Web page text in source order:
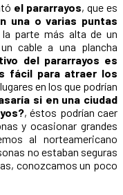
el pararrayos, que es
una o varias puntas
parte más alta de un
cable a una plancha
del pararrayos es
fácil para atraer los
en los que podrían
si en una ciudad
, éstos podrían caer
y ocasionar grandes
al norteamericano
no estaban seguras
conozcamos un poco